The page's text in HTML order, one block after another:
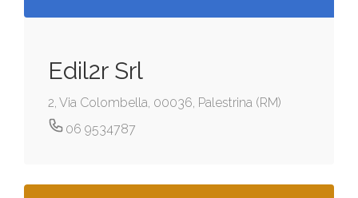
Edil2r Srl
2, Via Colombella, 00036, Palestrina (RM)
06 9534787